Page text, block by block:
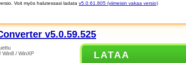
Voit myös halutessasi ladata v5.0.61.805 (viimeisin vakaa versio)
v5.0.59.525
Win8 / WinXP
LATAA